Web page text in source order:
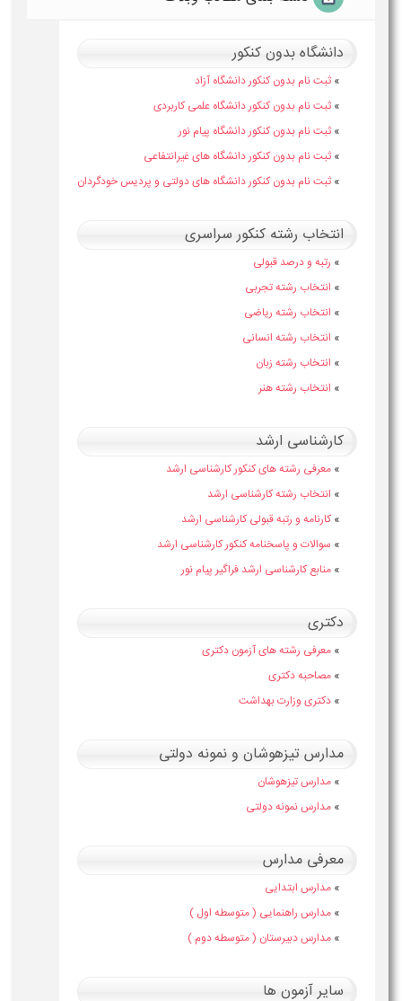
دانشگاه بدون کنکور
» ثبت نام بدون کنکور دانشگاه آزاد
» ثبت نام بدون کنکور دانشگاه علمی کاربردی
» ثبت نام بدون کنکور دانشگاه پیام نور
» ثبت نام بدون کنکور دانشگاه های غیرانتفاعی
» ثبت نام بدون کنکور دانشگاه های دولتی و پردیس خودگردان
انتخاب رشته کنکور سراسری
» رتبه و درصد قبولی
» انتخاب رشته تجربی
» انتخاب رشته ریاضی
» انتخاب رشته انسانی
» انتخاب رشته زبان
» انتخاب رشته هنر
کارشناسی ارشد
» معرفی رشته های کنکور کارشناسی ارشد
» انتخاب رشته کارشناسی ارشد
» کارنامه و رتبه قبولی کارشناسی ارشد
» سوالات و پاسخنامه کنکور کارشناسی ارشد
» منابع کارشناسی ارشد فراگیر پیام نور
دکتری
» معرفی رشته های آزمون دکتری
» مصاحبه دکتری
» دکتری وزارت بهداشت
مدارس تیزهوشان و نمونه دولتی
» مدارس تیزهوشان
» مدارس نمونه دولتی
معرفی مدارس
» مدارس ابتدایی
» مدارس راهنمایی ( متوسطه اول )
» مدارس دبیرستان ( متوسطه دوم )
سایر آزمون ها